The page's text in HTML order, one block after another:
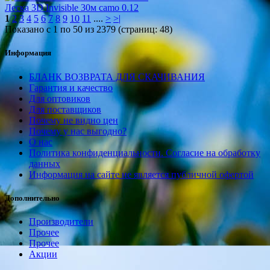
Леска 3D Invisible 30м camo 0.12
1 2 3 4 5 6 7 8 9 10 11 .... > >|
Показано с 1 по 50 из 2379 (страниц: 48)
Информация
БЛАНК ВОЗВРАТА ДЛЯ СКАЧИВАНИЯ
Гарантия и качество
Для оптовиков
Для поставщиков
Почему не видно цен
Почему у нас выгодно?
О нас
Политика конфиденциальности. Согласие на обработку
данных
Информация на сайте не является публичной офертой
Дополнительно
Производители
Прочее
Прочее
Акции